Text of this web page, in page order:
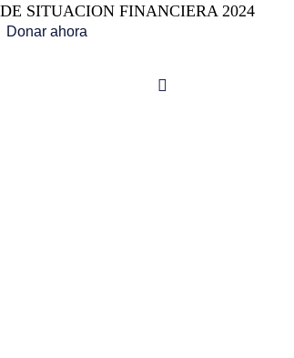
Donar ahora
SITUACION FINANCIERA 2024